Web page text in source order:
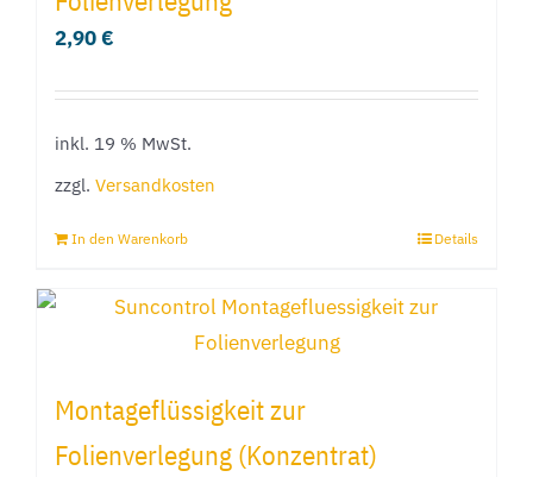
auf.
der
2,90€
inkl. 19 % MwSt.
zzgl. Versandkosten
In den Warenkorb Details
Montageflüssigkeit zur
Folienverlegung (Konzentrat)